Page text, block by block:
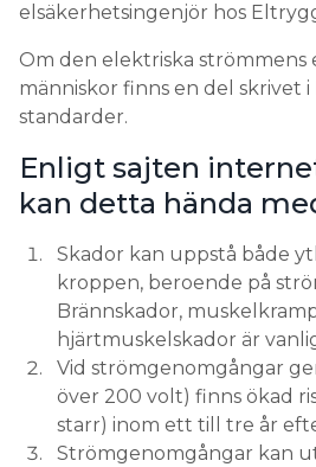
elsäkerhetsingenjör hos
Om den elektriska strömmens
människor finns en del skrivet i
standarder.
Enligt sajten
kan detta hända
Skador kan uppstå både
kroppen, beroende på
Brännskador,
hjärtmuskelskador är
Vid strömgenomgångar
över 200 volt) finns ökad
starr) inom ett till tre år
Strömgenomgångar kan